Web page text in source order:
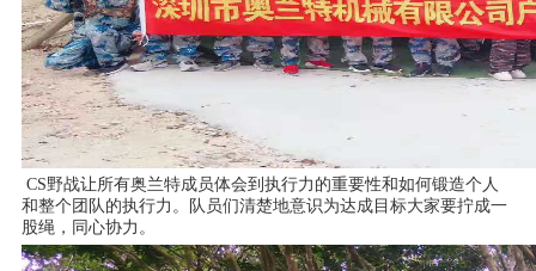
CS野战让所有奥兰特成员体会到执行力的重要性和如何锻造个人
和整个团队的执行力。队员们清楚地意识为达成目标大家要拧成一
股绳，同心协力。